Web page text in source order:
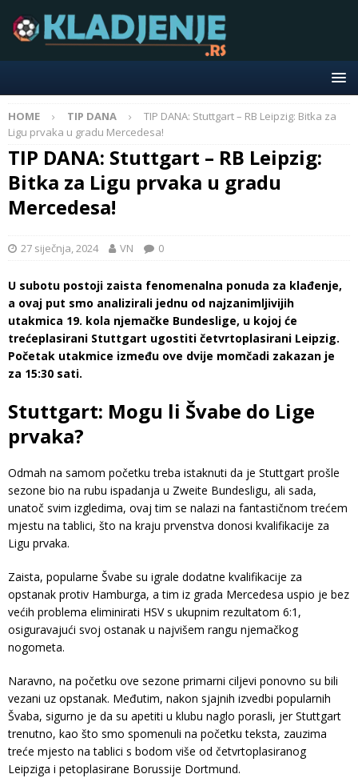
HOME TIP DANA
TIP DANA: Stuttgart – RB Leipzig: Bitka za
Ligu prvaka u gradu Mercedesa!
TIP DANA: Stuttgart – RB Leipzig:
Bitka za Ligu prvaka u gradu
Mercedesa!
27 siječnja, 2024 VN 0
U subotu postoji zaista fenomenalna ponuda za klađenje,
a ovaj put smo analizirali jednu od najzanimljivijih
utakmica 19. kola njemačke Bundeslige, u kojoj će
trećeplasirani Stuttgart ugostiti četvrtoplasirani Leipzig.
Početak utakmice između ove dvije momčadi zakazan je
za 15:30 sati.
Stuttgart: Mogu li Švabe do Lige
prvaka?
Odmah na samom početku treba istaknuti da je Stuttgart prošle
sezone bio na rubu ispadanja u Zweite Bundesligu, ali sada,
unatoč svim izgledima, ovaj tim se nalazi na fantastičnom trećem
mjestu na tablici, što na kraju prvenstva donosi kvalifikacije za
Ligu prvaka.
Zaista, popularne Švabe su igrale dodatne kvalifikacije za
opstanak protiv Hamburga, a tim iz grada Mercedesa uspio je bez
većih problema eliminirati HSV s ukupnim rezultatom 6:1,
osiguravajući svoj ostanak u najvišem rangu njemačkog
nogometa.
Naravno, na početku ove sezone primarni ciljevi ponovno su bili
vezani uz opstanak. Međutim, nakon sjajnih izvedbi popularnih
Švaba, sigurno je da su apetiti u klubu naglo porasli, jer Stuttgart
trenutno, kao što smo spomenuli na početku teksta, zauzima
treće mjesto na tablici s bodom više od četvrtoplasiranog
Leipziga i petoplasirane Borussije Dortmund.